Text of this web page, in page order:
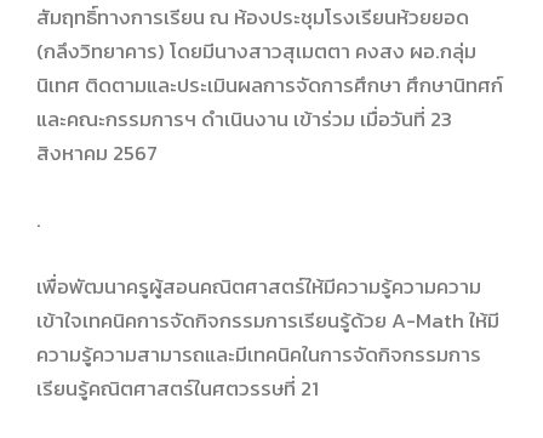
สัมฤทธิ์ทางการเรียน ณ ห้องประชุมโรงเรียนห้วยยอด
(กลึงวิทยาคาร) โดยมีนางสาวสุเมตตา คงสง ผอ.กลุ่ม
นิเทศ ติดตามและประเมินผลการจัดการศึกษา ศึกษานิทศก์
และคณะกรรมการฯ ดำเนินงาน เข้าร่วม เมื่อวันที่ 23
สิงหาคม 2567
.
เพื่อพัฒนาครูผู้สอนคณิตศาสตร์ให้มีความรู้ความความ
เข้าใจเทคนิคการจัดกิจกรรมการเรียนรู้ด้วย A-Math ให้มี
ความรู้ความสามารถและมีเทคนิคในการจัดกิจกรรมการ
เรียนรู้คณิตศาสตร์ในศตวรรษที่ 21